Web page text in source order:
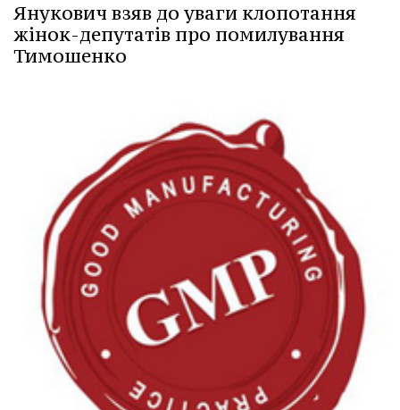
Янукович взяв до уваги клопотання
жінок-депутатів про помилування
Тимошенко